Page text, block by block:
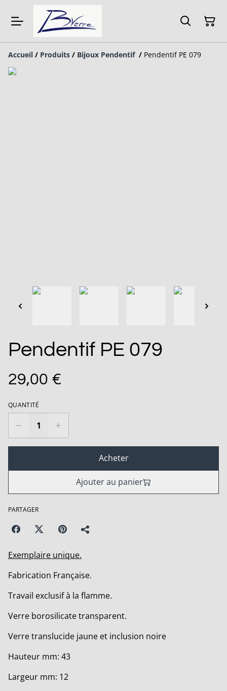
Accueil / Produits / Bijoux Pendentif / Pendentif PE 079
Pendentif PE 079
29,00 €
QUANTITÉ
Acheter
Ajouter au panier
PARTAGER
Exemplaire unique.
Fabrication Française.
Travail exclusif à la flamme.
Verre borosilicate transparent.
Verre translucide jaune et inclusion noire
Hauteur mm: 43
Largeur mm: 12